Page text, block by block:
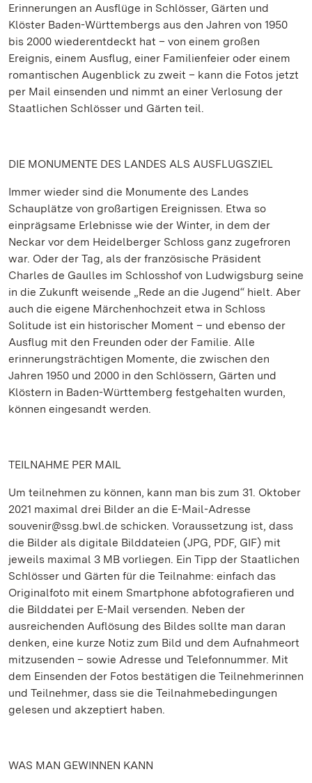
Erinnerungen an Ausflüge in Schlösser, Gärten und
Klöster Baden-Württembergs aus den Jahren von 1950
bis 2000 wiederentdeckt hat – von einem großen
Ereignis, einem Ausflug, einer Familienfeier oder einem
romantischen Augenblick zu zweit – kann die Fotos jetzt
per Mail einsenden und nimmt an einer Verlosung der
Staatlichen Schlösser und Gärten teil.
DIE MONUMENTE DES LANDES ALS AUSFLUGSZIEL
Immer wieder sind die Monumente des Landes
Schauplätze von großartigen Ereignissen. Etwa so
einprägsame Erlebnisse wie der Winter, in dem der
Neckar vor dem Heidelberger Schloss ganz zugefroren
war. Oder der Tag, als der französische Präsident
Charles de Gaulles im Schlosshof von Ludwigsburg seine
in die Zukunft weisende „Rede an die Jugend“ hielt. Aber
auch die eigene Märchenhochzeit etwa in Schloss
Solitude ist ein historischer Moment – und ebenso der
Ausflug mit den Freunden oder der Familie. Alle
erinnerungsträchtigen Momente, die zwischen den
Jahren 1950 und 2000 in den Schlössern, Gärten und
Klöstern in Baden-Württemberg festgehalten wurden,
können eingesandt werden.
TEILNAHME PER MAIL
Um teilnehmen zu können, kann man bis zum 31. Oktober
2021 maximal drei Bilder an die E-Mail-Adresse
souvenir@ssg.bwl.de schicken. Voraussetzung ist, dass
die Bilder als digitale Bilddateien (JPG, PDF, GIF) mit
jeweils maximal 3 MB vorliegen. Ein Tipp der Staatlichen
Schlösser und Gärten für die Teilnahme: einfach das
Originalfoto mit einem Smartphone abfotografieren und
die Bilddatei per E-Mail versenden. Neben der
ausreichenden Auflösung des Bildes sollte man daran
denken, eine kurze Notiz zum Bild und dem Aufnahmeort
mitzusenden – sowie Adresse und Telefonnummer. Mit
dem Einsenden der Fotos bestätigen die Teilnehmerinnen
und Teilnehmer, dass sie die Teilnahmebedingungen
gelesen und akzeptiert haben.
WAS MAN GEWINNEN KANN